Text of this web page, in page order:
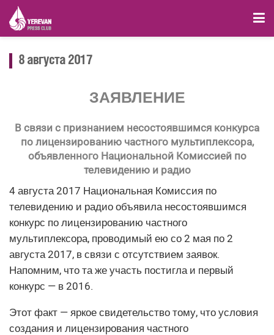
8 августа 2017
ЗАЯВЛЕНИЕ
В связи с признанием несостоявшимся конкурса
по лицензированию частного мультиплексора,
объявленного Национальной Комиссией по
телевидению и радио
4 августа 2017 Национальная Комиссия по
телевидению и радио объявила несостоявшимся
конкурс по лицензированию частного
мультиплексора, проводимый ею со 2 мая по 2
августа 2017, в связи с отсутствием заявок.
Напомним, что та же участь постигла и первый
конкурс — в 2016.
Этот факт — яркое свидетельство тому, что условия
создания и лицензирования частного